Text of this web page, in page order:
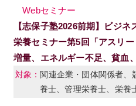
Webセミナー
【志保子塾2026前期】ビジ
栄養セミナー第5回「アスリ
増量、エネルギー不足、貧血
関連企業・団体関係者、
養士、管理栄養士、栄養